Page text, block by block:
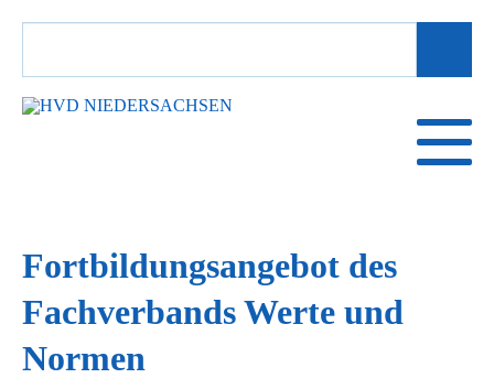
SUCHBEGRIFFE
Fortbildungsangebot des
Fachverbands Werte und
Normen